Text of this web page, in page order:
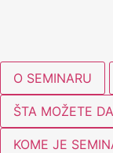
O SEMINARU
ŠTA MOŽETE
KOME JE